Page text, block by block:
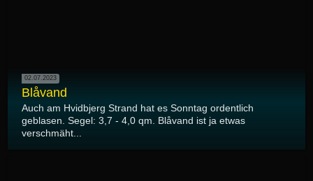
02.07.2023
Blåvand
Auch am Hvidbjerg Strand hat es Sonntag ordentlich
geblasen. Segel: 3,7 - 4,0 qm. Blåvand ist ja etwas
verschmäht...